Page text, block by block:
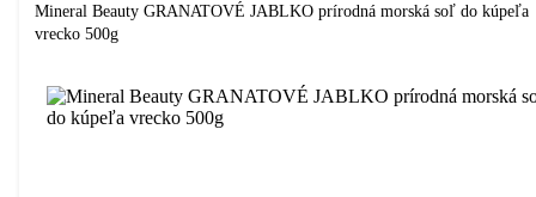
Mineral Beauty GRANATOVÉ JABLKO prírodná morská soľ do kúpeľa
vrecko 500g